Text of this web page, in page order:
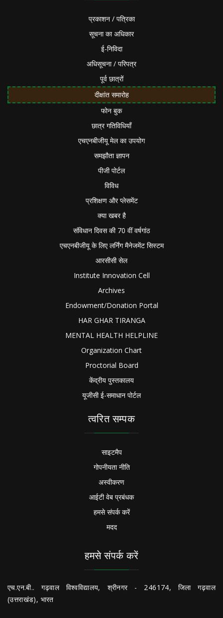
प्रकाशन / पत्रिका
सूचना का अधिकार
ई-निविदा
अधिसूचना / परिपत्र
पूर्व छात्रों
दीक्षांत समारोह
फोन बुक
छात्र गतिविधियाँ
एचएनबीजीयू मेल का उपयोग
समझौता ज्ञापन
पीजी पोर्टल
विविध
प्रशिक्षण और प्लेसमेंट
क्या खबर है
संविधान दिवस की 70 वीं वर्षगांठ
एचएनबीजीयू के लिए लर्निंग मैनेजमेंट सिस्टम
आरसीसी सेल
Institute Innovation Cell
Archives
Endowment/Donation Portal
HAR GHAR TIRANGA
MENTAL HEALTH HELPLINE
Organization Chart
Proctorial Board
केंद्रीय पुस्तकालय
यूजीसी ई-समाधान पोर्टल
त्वरित सम्पक
साइटमैप
गोपनीयता नीति
अस्वीकरण
आईटी वेब प्रबंधक
हमसे संपर्क करें
मदद
हमसे संपर्क करें
एच.एन.बी.. गढ़वाल विश्वविद्यालय, श्रीनगर - 246174, जिला गढ़वाल
(उत्तराखंड), भारत